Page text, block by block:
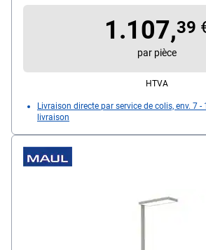
1.107,39
par pièce
HTVA
Livraison directe par service de colis, env. 7
livraison